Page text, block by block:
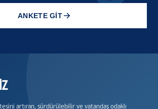
ANKETE GIT
artıran, sürdürülebilir ve vatandaş odaklı